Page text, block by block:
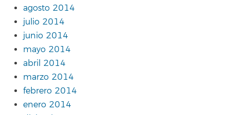
agosto 2014
julio 2014
junio 2014
mayo 2014
abril 2014
marzo 2014
febrero 2014
enero 2014